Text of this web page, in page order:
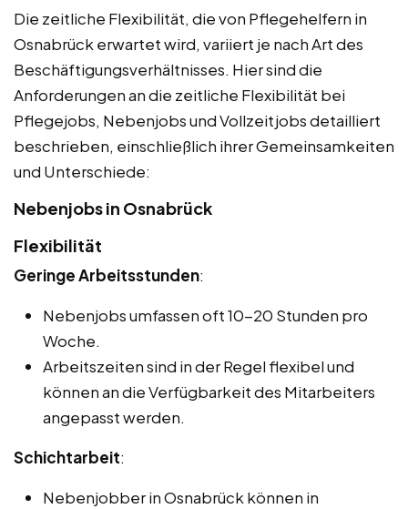
Die zeitliche Flexibilität, die von Pflegehelfern in
Osnabrück erwartet wird, variiert je nach Art des
Beschäftigungsverhältnisses. Hier sind die
Anforderungen an die zeitliche Flexibilität bei
Pflegejobs, Nebenjobs und Vollzeitjobs detailliert
beschrieben, einschließlich ihrer Gemeinsamkeiten
und Unterschiede:
Nebenjobs in Osnabrück
Flexibilität
Geringe Arbeitsstunden:
Nebenjobs umfassen oft 10-20 Stunden pro
Woche.
Arbeitszeiten sind in der Regel flexibel und
können an die Verfügbarkeit des Mitarbeiters
angepasst werden.
Schichtarbeit:
Nebenjobber in Osnabrück können in